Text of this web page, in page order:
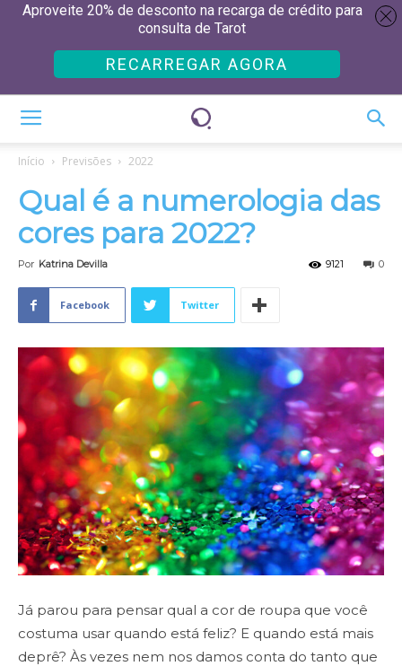
Início Previsões 2022
Qual é a numerologia das
cores para 2022?
Por Katrina Devilla 0
9121
Facebook Twitter
Já parou para pensar qual a cor de roupa que você
costuma usar quando está feliz? E quando está mais
deprê? Às vezes nem nos damos conta do tanto que
Aproveite 20% de desconto na recarga de crédito para
consulta de Tarot
RECARREGAR AGORA